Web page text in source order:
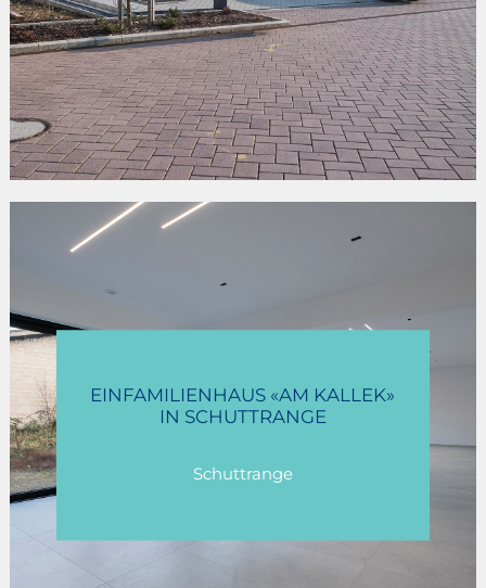
MERSCHERBERG II
EINFAMILIENHAUS «AM KALLEK»
IN SCHUTTRANGE
Schuttrange